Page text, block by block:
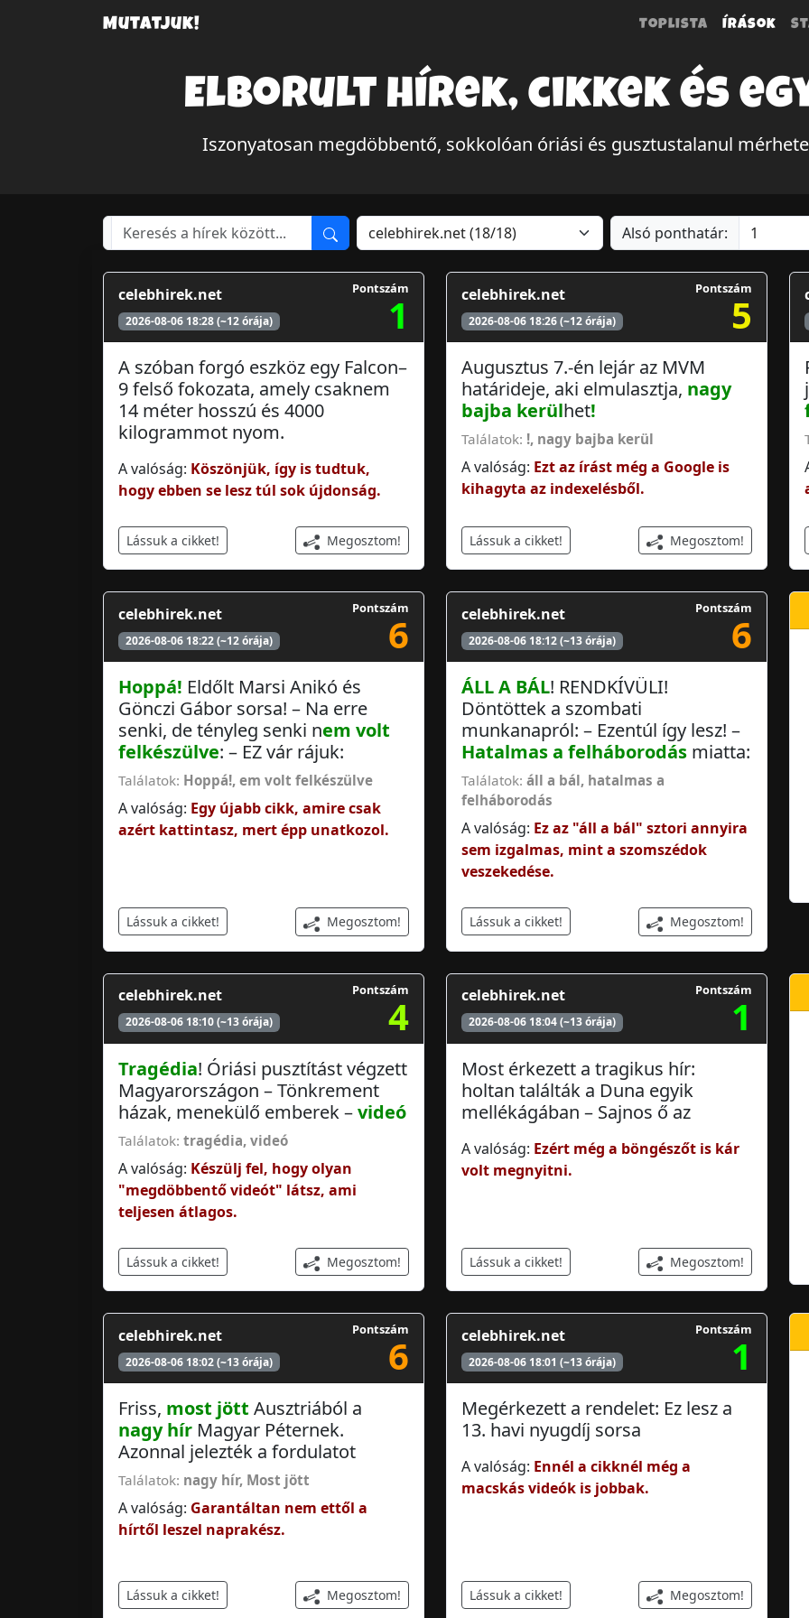
Mutatjuk! Toplista Írások
Elborult hírek, cikkek és
Iszonyatosan megdöbbentő, sokkolóan óriási és gusztustalanul
Alsó ponthatár:
celebhirek.net
2026-08-06 18:28 (~12 órája)
Pontszám
1
A szóban forgó eszköz egy Falcon–
9 felső fokozata, amely csaknem
14 méter hosszú és 4000
kilogrammot nyom.
A valóság: Köszönjük, így is tudtuk,
hogy ebben se lesz túl sok újdonság.
Lássuk a cikket! Megosztom!
celebhirek.net
2026-08-06 18:26 (~12 órája)
Pontszám
5
Augusztus 7.-én lejár az MVM
határideje, aki elmulasztja, nagy
bajba kerülhet!
Találatok: !, nagy bajba kerül
A valóság: Ezt az írást még a Google is
kihagyta az indexelésből.
Lássuk a cikket! Megosztom!
celebhirek.net
2026-08-06 18:22 (~12 órája)
Pontszám
6
Hoppá! Eldőlt Marsi Anikó és
Gönczi Gábor sorsa! – Na erre
senki, de tényleg senki nem volt
felkészülve: – EZ vár rájuk:
Találatok: Hoppá!, em volt felkészülve
A valóság: Egy újabb cikk, amire csak
azért kattintasz, mert épp unatkozol.
Lássuk a cikket! Megosztom!
celebhirek.net
2026-08-06 18:12 (~13 órája)
Pontszám
6
ÁLL A BÁL! RENDKÍVÜLI!
Döntöttek a szombati
munkanapról: – Ezentúl így lesz! –
Hatalmas a felháborodás miatta:
Találatok: áll a bál, hatalmas a
felháborodás
A valóság: Ez az "áll a bál" sztori annyira
sem izgalmas, mint a szomszédok
veszekedése.
Lássuk a cikket! Megosztom!
celebhirek.net
2026-08-06 18:10 (~13 órája)
Pontszám
4
Tragédia! Óriási pusztítást végzett
Magyarországon – Tönkrement
házak, menekülő emberek –videó
Találatok: tragédia, videó
A valóság: Készülj fel, hogy olyan
"megdöbbentő videót" látsz, ami
teljesen átlagos.
Lássuk a cikket! Megosztom!
celebhirek.net
2026-08-06 18:04 (~13 órája)
Pontszám
1
Most érkezett a tragikus hír:
holtan találták a Duna egyik
mellékágában – Sajnos ő az
A valóság: Ezért még a böngészőt is kár
volt megnyitni.
Lássuk a cikket! Megosztom!
celebhirek.net
2026-08-06 18:02 (~13 órája)
Pontszám
6
Friss, most jött Ausztriából a
nagy hír Magyar Péternek.
Azonnal jelezték a fordulatot
Találatok: nagy hír, Most jött
A valóság: Garantáltan nem ettől a
hírtől leszel naprakész.
Lássuk a cikket! Megosztom!
celebhirek.net
2026-08-06 18:01 (~13 órája)
Pontszám
1
Megérkezett a rendelet: Ez lesz a
13. havi nyugdíj sorsa
A valóság: Ennél a cikknél még a
macskás videók is jobbak.
Lássuk a cikket! Megosztom!